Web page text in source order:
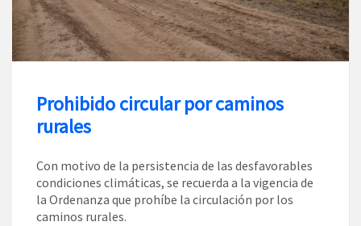
Prohibido circular por caminos
rurales
Con motivo de la persistencia de las desfavorables
condiciones climáticas, se recuerda a la vigencia de
la Ordenanza que prohíbe la circulación por los
caminos rurales.